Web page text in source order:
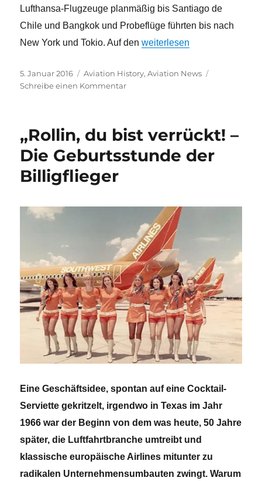
Lufthansa-Flugzeuge planmäßig bis Santiago de
Chile und Bangkok und Probeflüge führten bis nach
New York und Tokio. Auf den„Der 90. Jahrestag der
weiterlesen
Veröffentlicht
am
5. Januar 2016 Kategorien
Aviation History,Aviation News
Schreibe einen Kommentarzu
der
Luft
„Rollin, du bist verrückt! –
Die Geburtsstunde der
Billigflieger
Eine Geschäftsidee, spontan auf eine Cocktail-
Serviette gekritzelt, irgendwo in Texas im Jahr
1966 war der Beginn von dem was heute, 50 Jahre
später, die Luftfahrtbranche umtreibt und
klassische europäische Airlines mitunter zu
radikalen Unternehmensumbauten zwingt. Warum